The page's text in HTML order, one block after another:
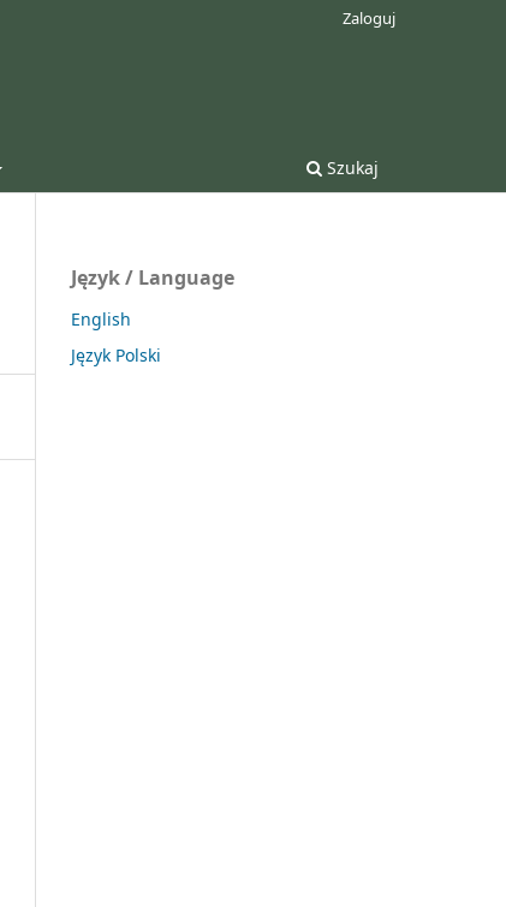
Szukaj
Zaloguj
Język / Language
English
Język Polski